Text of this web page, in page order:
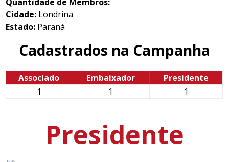
Cidade: Londrina
Estado: Paraná
Cadastrados na Campanha
Associado Embaixador
Presidente
1
1 1
Presidente